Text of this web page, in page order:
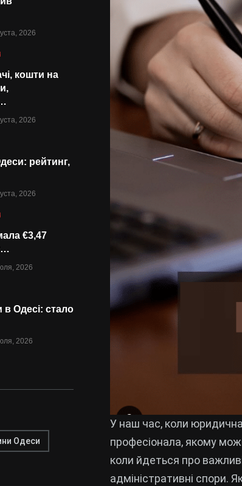
2026
кошти на
2026
рейтинг,
2026
€3,47
2026
в Одесі: стало
2026
Одеси
У наш час, коли
професіонала, якому
коли йдеться про
адміністративні спори.